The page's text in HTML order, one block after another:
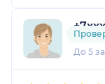
3
До 5